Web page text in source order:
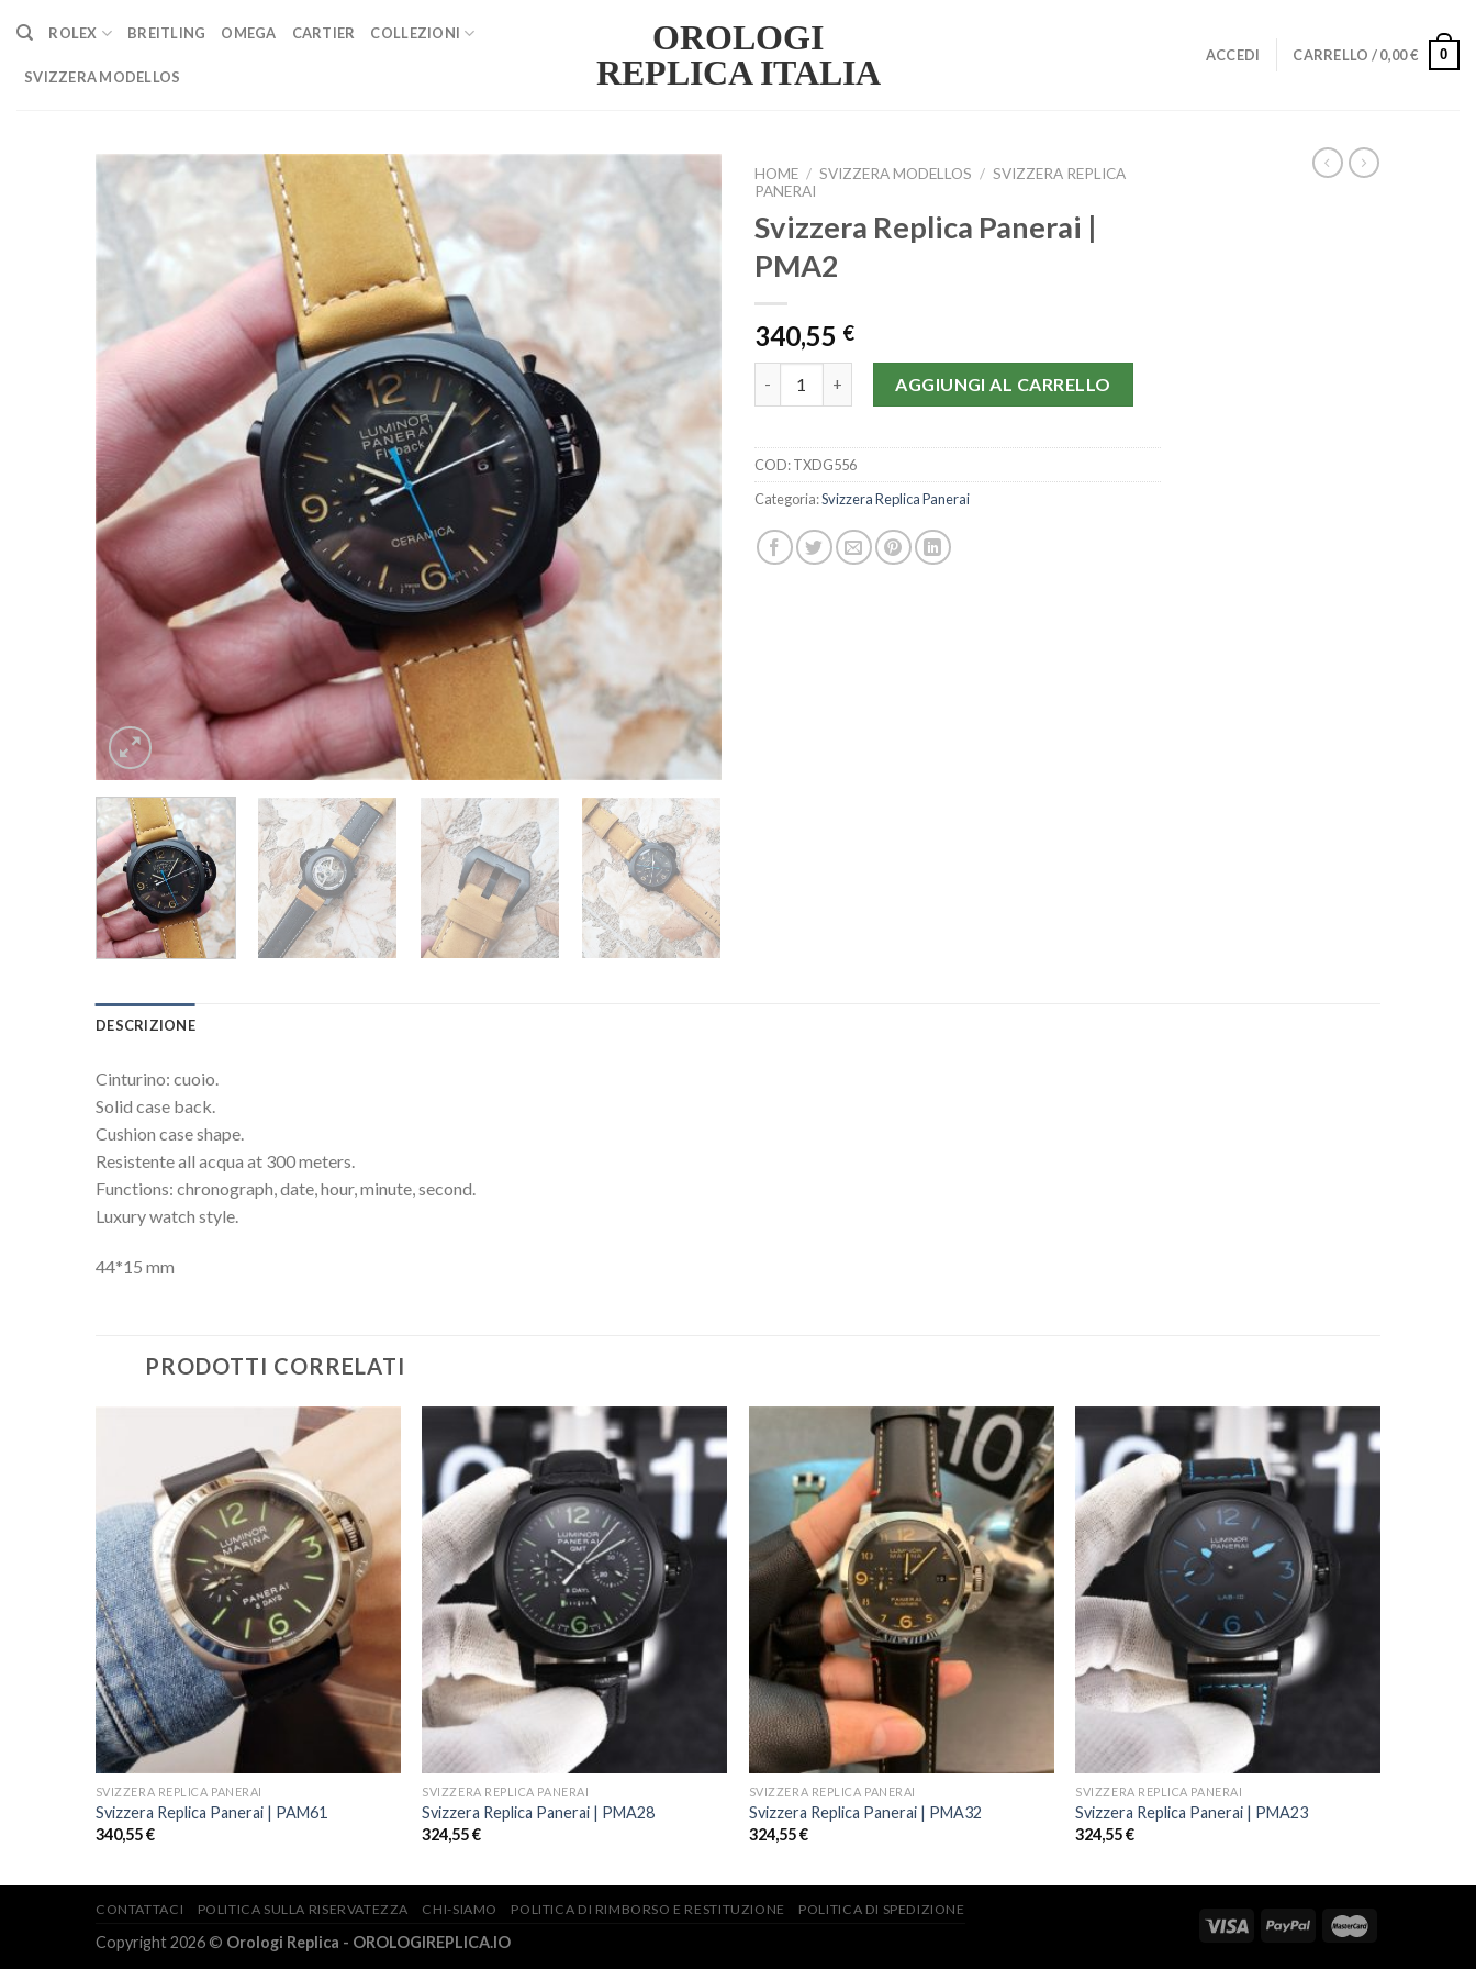
content
OROLOGI
REPLICA ITALIA
ROLEX BREITLING OMEGA CARTIER COLLEZIONI
SVIZZERA MODELLOS
ACCEDI CARRELLO /0,00€ 0
HOME / SVIZZERA MODELLOS / SVIZZERA REPLICA
PANERAI
Svizzera Replica Panerai |
PMA2
340,55 €
AGGIUNGI AL CARRELLO
COD:TXDG556
Categoria:Svizzera Replica Panerai
DESCRIZIONE
Cinturino: cuoio.
Solid case back.
Cushion case shape.
Resistente all acqua at 300 meters.
Functions: chronograph, date, hour, minute, second.
Luxury watch style.
44*15 mm
PRODOTTI CORRELATI
SVIZZERA REPLICA PANERAI
Svizzera Replica Panerai | PAM61
340,55€
SVIZZERA REPLICA PANERAI
Svizzera Replica Panerai | PMA28
324,55€
SVIZZERA REPLICA PANERAI
Svizzera Replica Panerai | PMA32
324,55€
SVIZZERA REPLICA PANERAI
Svizzera Replica Panerai | PMA23
324,55€
CONTATTACI POLITICA SULLA RISERVATEZZA CHI-SIAMO POLITICA DI RIMBORSO E RESTITUZIONE POLITICA DI SPEDIZIONE
Copyright 2026 © Orologi Replica - OROLOGIREPLICA.IO